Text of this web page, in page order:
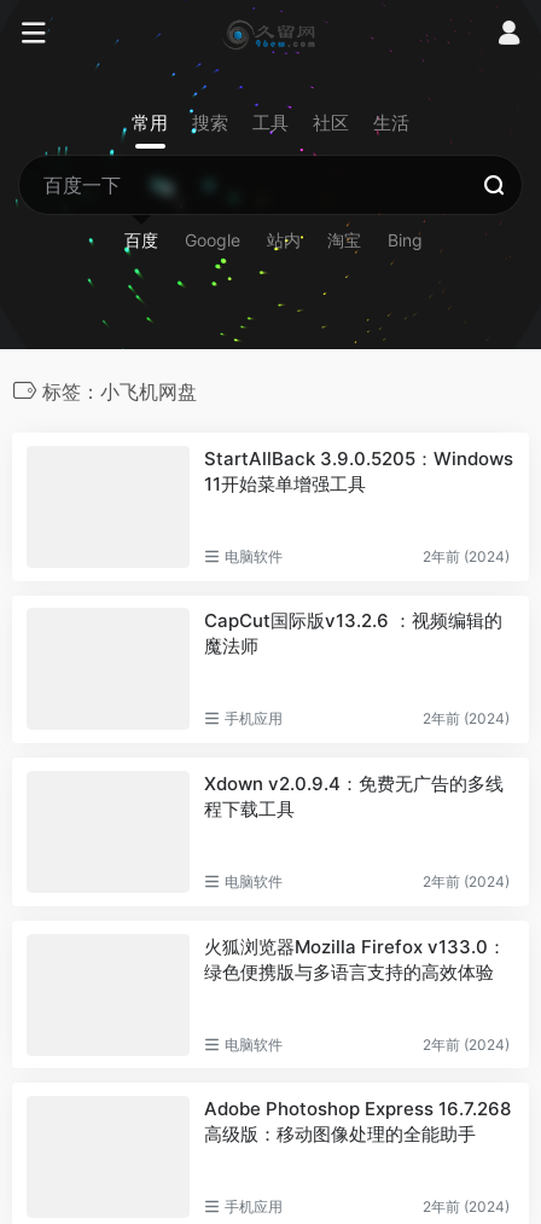
常用 搜索 工具 社区 生活
百度 Google 站内 淘宝 Bing
标签：小飞机网盘
StartAllBack 3.9.0.5205：Windows
11开始菜单增强工具
电脑软件 2年前 (2024)
CapCut国际版v13.2.6 ：视频编辑的
魔法师
手机应用 2年前 (2024)
Xdown v2.0.9.4：免费无广告的多线
程下载工具
电脑软件 2年前 (2024)
火狐浏览器Mozilla Firefox v133.0：
绿色便携版与多语言支持的高效体验
电脑软件 2年前 (2024)
Adobe Photoshop Express 16.7.268
高级版：移动图像处理的全能助手
手机应用 2年前 (2024)